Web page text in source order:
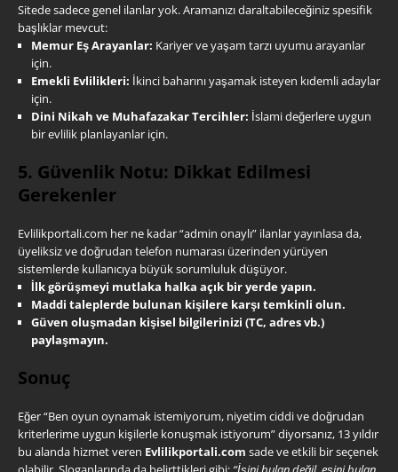
Sitede sadece genel ilanlar yok. Aramanızı daraltabileceğiniz spesifik
başlıklar mevcut:
Memur Eş Arayanlar: Kariyer ve yaşam tarzı uyumu arayanlar
için.
Emekli Evlilikleri: İkinci baharını yaşamak isteyen kıdemli adaylar
için.
Dini Nikah ve Muhafazakar Tercihler: İslami değerlere uygun
bir evlilik planlayanlar için.
5. Güvenlik Notu: Dikkat Edilmesi
Gerekenler
Evlilikportali.com her ne kadar “admin onaylı” ilanlar yayınlasa da,
üyeliksiz ve doğrudan telefon numarası üzerinden yürüyen
sistemlerde kullanıcıya büyük sorumluluk düşüyor.
İlk görüşmeyi mutlaka halka açık bir yerde yapın.
Maddi taleplerde bulunan kişilere karşı temkinli olun.
Güven oluşmadan kişisel bilgilerinizi (TC, adres vb.)
paylaşmayın.
Sonuç
Eğer “Ben oyun oynamak istemiyorum, niyetim ciddi ve doğrudan
kriterlerime uygun kişilerle konuşmak istiyorum” diyorsanız, 13 yıldır
bu alanda hizmet veren Evlilikportali.com sade ve etkili bir seçenek